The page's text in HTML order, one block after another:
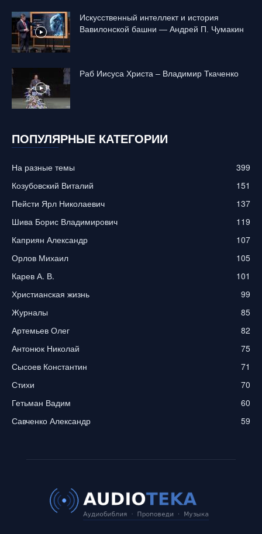
Искусственный интеллект и история
Вавилонской башни — Андрей П. Чумакин
Раб Иисуса Христа – Владимир Ткаченко
ПОПУЛЯРНЫЕ КАТЕГОРИИ
На разные темы
399
Козубовский Виталий
151
Пейсти Ярл Николаевич
137
Шива Борис Владимирович
119
Каприян Александр
107
Орлов Михаил
105
Карев А. В.
101
Христианская жизнь
99
Журналы
85
Артемьев Олег
82
Антонюк Николай
75
Сысоев Константин
71
Стихи
70
Гетьман Вадим
60
Савченко Александр
59